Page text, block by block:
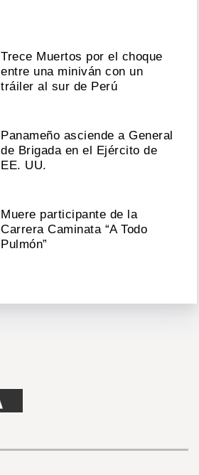
Trece Muertos por el choque
entre una miniván con un
tráiler al sur de Perú
Panameño asciende a General
de Brigada en el Ejército de
EE. UU.
Muere participante de la
Carrera Caminata “A Todo
Pulmón”